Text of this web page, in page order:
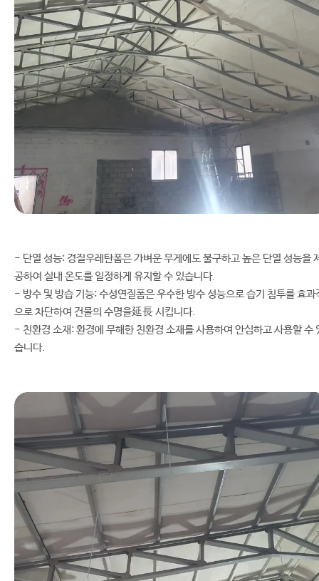
- 단열 성능: 경질우레탄폼은 가벼운 무게에도 불구하고 높은 단열 성능을
공하여 실내 온도를 일정하게 유지할 수 있습니다.
- 방수 및 방습 기능: 수성연질폼은 우수한 방수 성능으로 습기 침투를 효과
으로 차단하여 건물의 수명을延長 시킵니다.
- 친환경 소재: 환경에 무해한 친환경 소재를 사용하여 안심하고 사용할 수
습니다.